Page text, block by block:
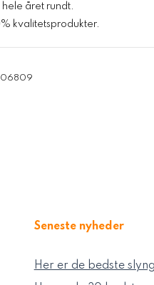
hele året rundt.
kvalitetsprodukter.
Seneste nyheder
Her er de bedste